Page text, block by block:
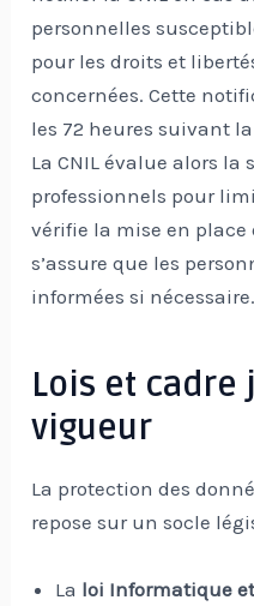
personnelles
pour les droits et
concernées. Cette
les 72 heures suivant
La CNIL évalue alors
professionnels pour
vérifie la mise en place
s’assure que les
informées si nécessaire.
Lois et
vigueur
La protection des
repose sur un socle
La loi Informatique